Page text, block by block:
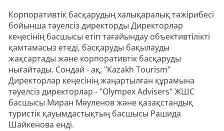
Корпоративтік басқарудың халықаралық тәжірибесі
бойынша тәуелсіз директорды Директорлар
кеңесінің басшысы етіп тағайындау объективтілікті
қамтамасыз етеді, басқаруды бақылауды
жақсартады және корпоративтік басқаруды
нығайтады. Сондай - ақ, "Kazakh Tourism"
Директорлар кеңесінің жаңартылған құрамына
тәуелсіз директорлар - "Olympex Advisers" ЖШС
басшысы Миран Мәуленов және қазақстандық
туристік қауымдастықтың басшысы Рашида
Шайкенова енді.